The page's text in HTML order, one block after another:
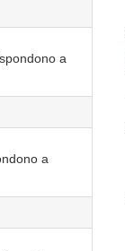
a
a